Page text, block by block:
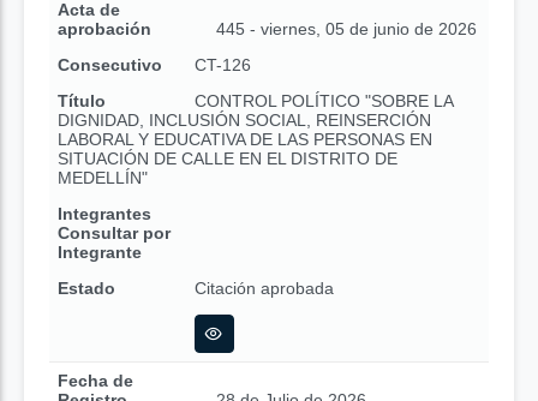
Acta de
aprobación
445 - viernes, 05 de junio de 2026
Consecutivo
CT-126
Título
CONTROL POLÍTICO "SOBRE LA
DIGNIDAD, INCLUSIÓN SOCIAL, REINSERCIÓN
LABORAL Y EDUCATIVA DE LAS PERSONAS EN
SITUACIÓN DE CALLE EN EL DISTRITO DE
MEDELLÍN"
Integrantes
Consultar por
Integrante
Estado
Citación aprobada
Fecha de